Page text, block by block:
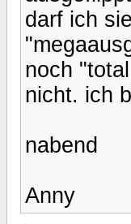
darf ich
noch
nicht. ich
nabend
Anny